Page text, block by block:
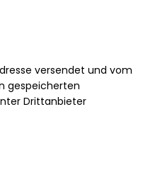
versendet und vom
gespeicherten
Drittanbieter